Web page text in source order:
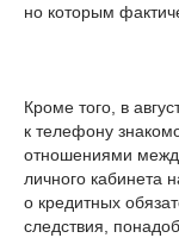
но которым
Кроме того, в
к телефону
отношениями
личного кабинета
о кредитных
следствия,